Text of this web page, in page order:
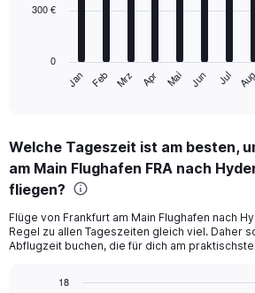
The
Range:
12
categories.
The
chart
has
1
Jan Feb Mrz Apr Mai Jun Jul
0
300 €
Welche Tageszeit ist am besten,
am Main Flughafen FRA nach
fliegen?
Flüge von Frankfurt am Main Flughafen nach
Regel zu allen Tageszeiten gleich viel. Daher
Abflugzeit buchen, die für dich am
18